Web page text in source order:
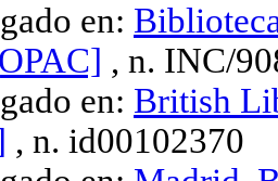
en:
, n. INC/
en: British
, n. id00102370